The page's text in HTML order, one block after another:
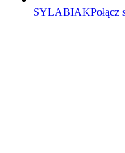
SYLABIAKPołącz